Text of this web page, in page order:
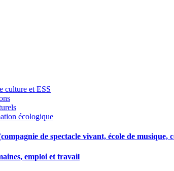
culture et ESS
écologique
de spectacle vivant, école de musique,
emploi et travail